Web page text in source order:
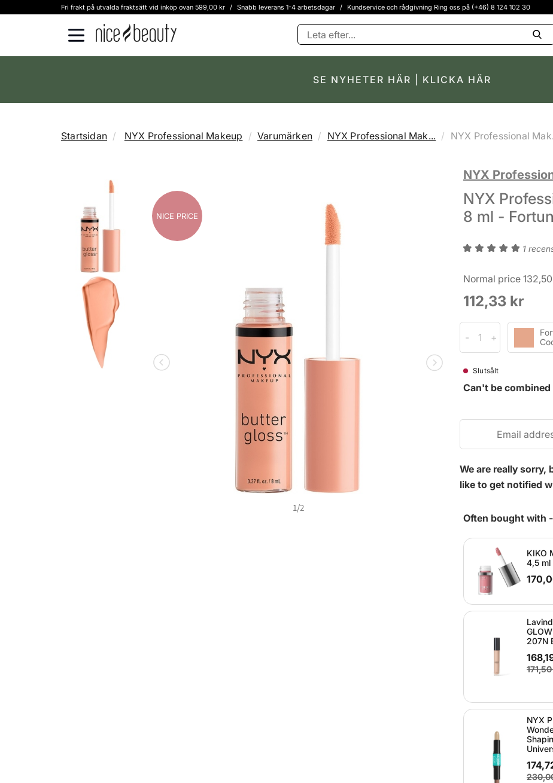
Fri frakt på utvalda fraktsätt vid inköp ovan 599,00 kr / Snabb leverans 1-4 arbetsdagar / Kundservice och rådgivning Ring oss på (+46) 8 124 102 30
SE NYHETER HÄR | KLICKA HÄR
Startsidan NYX Professional Makeup Varumärken NYX Professional Mak... NYX Professional
NICE PRICE
NICE PRICE
1/2
NYX
NYX
8 ml -
1
Normal price
112,33 kr
Slutsålt
Can't be
We are really
like to get notified
Often bought with
KIKO
4,5
207N
NYX